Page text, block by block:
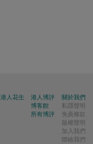
港人花生
港人博評
博客館
所有博評
關於我們
私隱聲明
免責條款
版權聲明
加入我們
聯絡我們